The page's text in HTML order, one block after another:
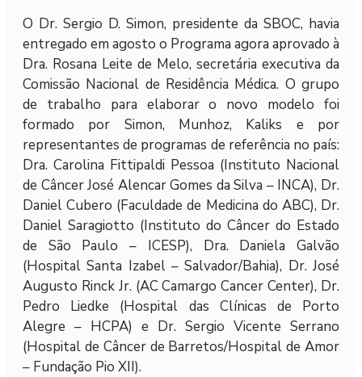
O Dr. Sergio D. Simon, presidente da SBOC, havia
entregado em agosto o Programa agora aprovado à
Dra. Rosana Leite de Melo, secretária executiva da
Comissão Nacional de Residência Médica. O grupo
de trabalho para elaborar o novo modelo foi
formado por Simon, Munhoz, Kaliks e por
representantes de programas de referência no país:
Dra. Carolina Fittipaldi Pessoa (Instituto Nacional
de Câncer José Alencar Gomes da Silva – INCA), Dr.
Daniel Cubero (Faculdade de Medicina do ABC), Dr.
Daniel Saragiotto (Instituto do Câncer do Estado
de São Paulo – ICESP), Dra. Daniela Galvão
(Hospital Santa Izabel – Salvador/Bahia), Dr. José
Augusto Rinck Jr. (AC Camargo Cancer Center), Dr.
Pedro Liedke (Hospital das Clínicas de Porto
Alegre – HCPA) e Dr. Sergio Vicente Serrano
(Hospital de Câncer de Barretos/Hospital de Amor
– Fundação Pio XII).